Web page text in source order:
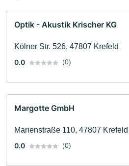
Optik - Akustik Krischer KG
Kölner Str. 526, 47807 Krefeld
0.0
(0)
Margotte GmbH
Marienstraße 110, 47807 Krefeld
0.0
(0)